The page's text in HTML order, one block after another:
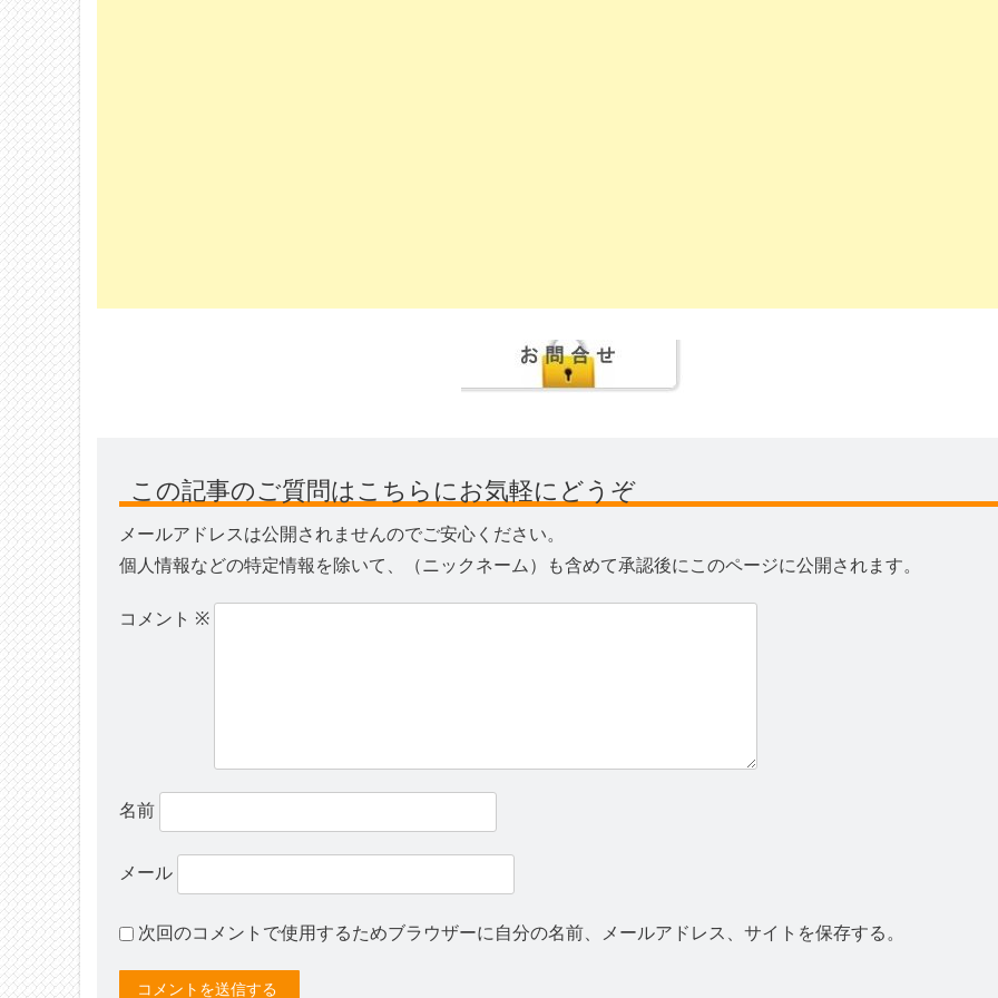
この記事のご質問はこちらにお気軽にどうぞ
メールアドレスは公開されませんのでご安心ください。
個人情報などの特定情報を除いて、（ニックネーム）も含めて承認後にこのページに公開されます。
コメント ※
名前
メール
次回のコメントで使用するためブラウザーに自分の名前、メールアドレス、サイトを保存する。